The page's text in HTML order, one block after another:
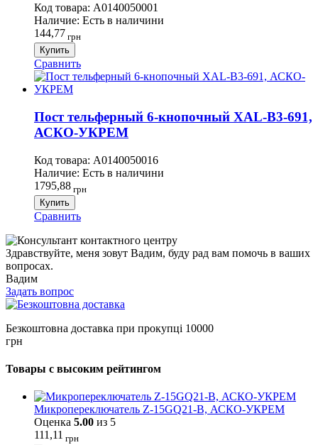
Код товара: A0140050001
Наличие: Есть в наличини
144,77 грн
Купить
Сравнить
Пост тельферный 6-кнопочный XAL-B3-691,
АСКО-УКРЕМ
Код товара: A0140050016
Наличие: Есть в наличини
1795,88 грн
Купить
Сравнить
Здравствуйте, меня зовут Вадим, буду рад вам помочь в ваших
вопросах.
Вадим
Задать вопрос
Безкоштовна доставка при прокупці 10000
грн
Товары с высоким рейтингом
Микропереключатель Z-15GQ21-B, АСКО-УКРЕМ
Оценка 5.00 из 5
111,11 грн